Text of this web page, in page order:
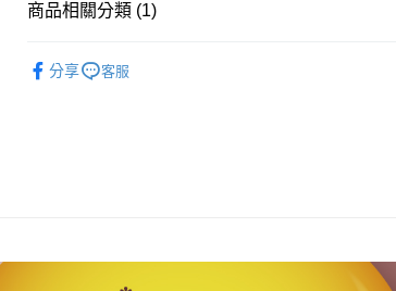
家取貨付款，誤選客服會協助您更改。
黑貓宅急便
商品相關分類 (1)
全63色
分享 客服